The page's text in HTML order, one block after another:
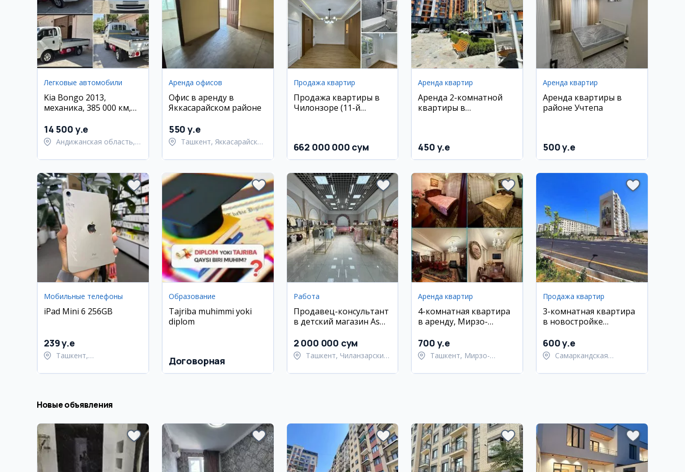
Легковые автомобили
Kia Bongo 2013,
механика, 385 000 км,
Андижан
14 500 y.e
Андижанская область,
Аренда офисов
Офис в аренду в
Яккасарайском районе
550 y.e
Ташкент, Яккасарайский
Продажа квартир
Продажа квартиры в
Чилонзоре (11-й
662 000 000 сум
Аренда квартир
Аренда 2-комнатной
квартиры в
450 y.e
Аренда квартир
Аренда квартиры в
районе Учтепа
500 y.e
Мобильные телефоны
iPad Mini 6 256GB
239 y.e
Ташкент,
Образование
Tajriba muhimmi yoki
diplom
Договорная
Работа
Продавец-консультант
в детский магазин AsNa
2 000 000 сум
Ташкент, Чиланзарский
Аренда квартир
4-комнатная квартира
в аренду, Мирзо-
Корасу
700 y.e
Ташкент, Мирзо-
Продажа квартир
3-комнатная квартира
в новостройке
600 y.e
Самаркандская
Самаркандский район
Новые объявления